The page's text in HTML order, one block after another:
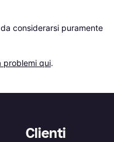
considerarsi puramente
problemi qui.
Clienti